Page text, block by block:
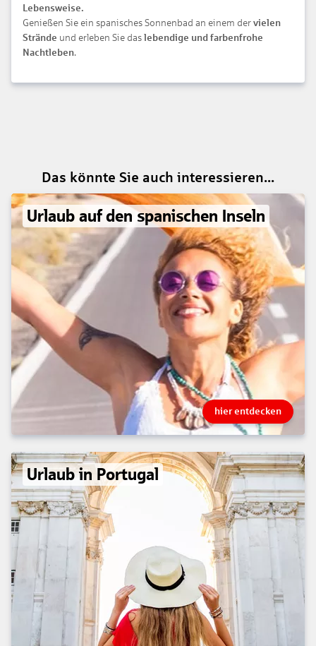
Lebensweise.
Genießen Sie ein spanisches Sonnenbad an einem der vielen
Strände und erleben Sie das lebendige und farbenfrohe
Nachtleben.
Das könnte Sie auch interessieren...
Urlaub auf den spanischen Inseln
hier entdecken
Urlaub in Portugal